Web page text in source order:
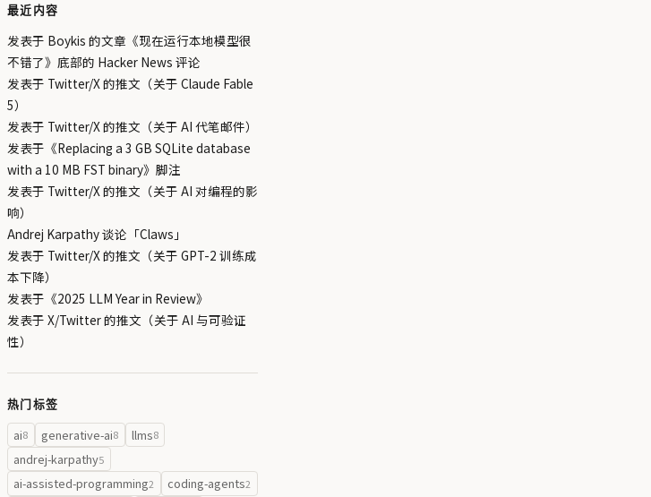
最近内容
发表于 Boykis 的文章《现在运行本地模型很
不错了》底部的 Hacker News 评论
发表于 Twitter/X 的推文（关于 Claude Fable
5）
发表于 Twitter/X 的推文（关于 AI 代笔邮件）
发表于《Replacing a 3 GB SQLite database
with a 10 MB FST binary》脚注
发表于 Twitter/X 的推文（关于 AI 对编程的影
响）
Andrej Karpathy 谈论「Claws」
发表于 Twitter/X 的推文（关于 GPT-2 训练成
本下降）
发表于《2025 LLM Year in Review》
发表于 X/Twitter 的推文（关于 AI 与可验证
性）
热门标签
ai8 generative-ai8 llms8
andrej-karpathy5
ai-assisted-programming2 coding-agents2